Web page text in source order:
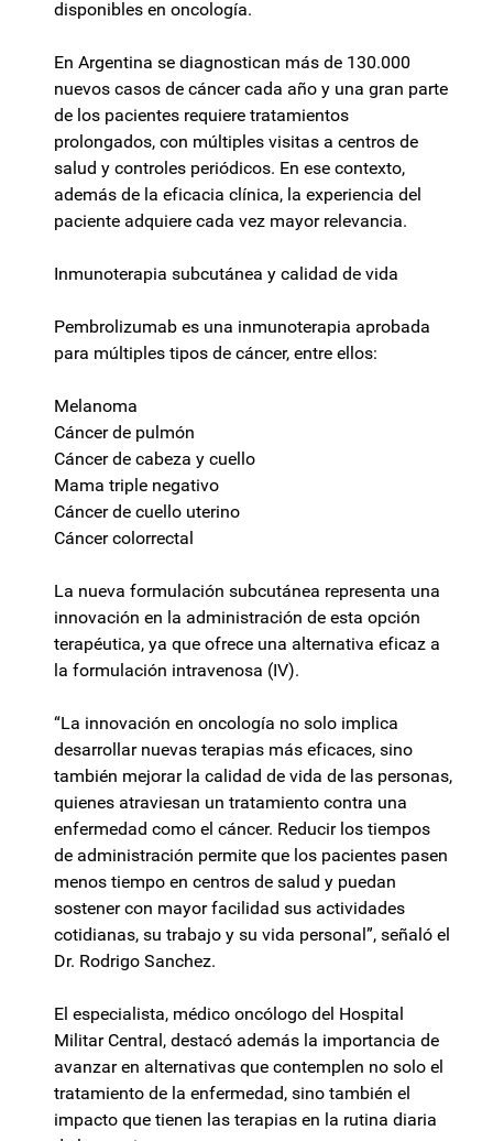
disponibles en oncología.
En Argentina se diagnostican más de 130.000
nuevos casos de cáncer cada año y una gran parte
de los pacientes requiere tratamientos
prolongados, con múltiples visitas a centros de
salud y controles periódicos. En ese contexto,
además de la eficacia clínica, la experiencia del
paciente adquiere cada vez mayor relevancia.
Inmunoterapia subcutánea y calidad de vida
Pembrolizumab es una inmunoterapia aprobada
para múltiples tipos de cáncer, entre ellos:
Melanoma
Cáncer de pulmón
Cáncer de cabeza y cuello
Mama triple negativo
Cáncer de cuello uterino
Cáncer colorrectal
La nueva formulación subcutánea representa una
innovación en la administración de esta opción
terapéutica, ya que ofrece una alternativa eficaz a
la formulación intravenosa (IV).
“La innovación en oncología no solo implica
desarrollar nuevas terapias más eficaces, sino
también mejorar la calidad de vida de las personas,
quienes atraviesan un tratamiento contra una
enfermedad como el cáncer. Reducir los tiempos
de administración permite que los pacientes pasen
menos tiempo en centros de salud y puedan
sostener con mayor facilidad sus actividades
cotidianas, su trabajo y su vida personal”, señaló el
Dr. Rodrigo Sanchez.
El especialista, médico oncólogo del Hospital
Militar Central, destacó además la importancia de
avanzar en alternativas que contemplen no solo el
tratamiento de la enfermedad, sino también el
impacto que tienen las terapias en la rutina diaria